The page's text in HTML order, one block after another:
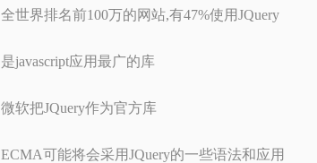
全世界排名前100万的网站,有47%使用JQuery
是javascript应用最广的库
微软把JQuery作为官方库
ECMA可能将会采用JQuery的一些语法和应用